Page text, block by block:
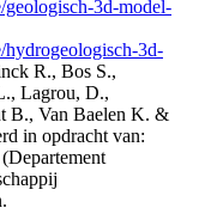
3d-model-
hydrogeologisch-3d-
R., Bos S.,
Lagrou, D.,
B., Van Baelen K. &
in opdracht van: